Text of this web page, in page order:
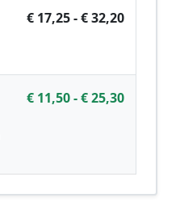
€ 17,25 - € 32,20
€ 11,50 - € 25,30